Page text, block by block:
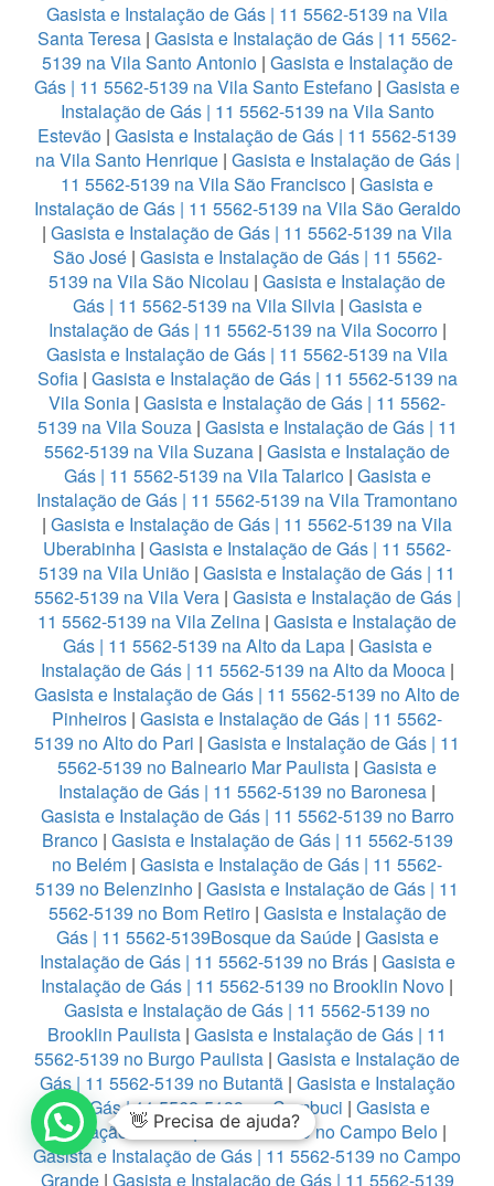
Gasista e Instalação de Gás | 11 5562-5139 na Vila
Santa Teresa | Gasista e Instalação de Gás | 11 5562-
5139 na Vila Santo Antonio| Gasista e Instalação de
Gás | 11 5562-5139 na Vila Santo Estefano | Gasista e
Instalação de Gás | 11 5562-5139 na Vila Santo
Estevão | Gasista e Instalação de Gás | 11 5562-5139
na Vila Santo Henrique| Gasista e Instalação de Gás |
11 5562-5139 na Vila São Francisco | Gasista e
Instalação de Gás | 11 5562-5139 na Vila São Geraldo
| Gasista e Instalação de Gás | 11 5562-5139 na Vila
São José| Gasista e Instalação de Gás | 11 5562-
5139 na Vila São Nicolau | Gasista e Instalação de
Gás | 11 5562-5139 na Vila Silvia| Gasista e
Instalação de Gás | 11 5562-5139 na Vila Socorro|
Gasista e Instalação de Gás | 11 5562-5139 na Vila
Sofia| Gasista e Instalação de Gás | 11 5562-5139 na
Vila Sonia | Gasista e Instalação de Gás | 11 5562-
5139 na Vila Souza| Gasista e Instalação de Gás | 11
5562-5139 na Vila Suzana | Gasista e Instalação de
Gás | 11 5562-5139 na Vila Talarico| Gasista e
Instalação de Gás | 11 5562-5139 na Vila Tramontano
| Gasista e Instalação de Gás | 11 5562-5139 na Vila
Uberabinha | Gasista e Instalação de Gás | 11 5562-
5139 na Vila União | Gasista e Instalação de Gás | 11
5562-5139 na Vila Vera| Gasista e Instalação de Gás |
11 5562-5139 na Vila Zelina | Gasista e Instalação de
Gás | 11 5562-5139 na Alto da Lapa| Gasista e
Instalação de Gás | 11 5562-5139 na Alto da Mooca|
Gasista e Instalação de Gás | 11 5562-5139 no Alto de
Pinheiros | Gasista e Instalação de Gás | 11 5562-
5139 no Alto do Pari | Gasista e Instalação de Gás | 11
5562-5139 no Balneario Mar Paulista | Gasista e
Instalação de Gás | 11 5562-5139 no Baronesa |
Gasista e Instalação de Gás | 11 5562-5139 no Barro
Branco| Gasista e Instalação de Gás | 11 5562-5139
no Belém | Gasista e Instalação de Gás | 11 5562-
5139 no Belenzinho | Gasista e Instalação de Gás | 11
5562-5139 no Bom Retiro| Gasista e Instalação de
Gás | 11 5562-5139Bosque da Saúde| Gasista e
Instalação de Gás | 11 5562-5139 no Brás| Gasista e
Instalação de Gás | 11 5562-5139 no Brooklin Novo |
Gasista e Instalação de Gás | 11 5562-5139 no
Brooklin Paulista | Gasista e Instalação de Gás | 11
5562-5139 no Burgo Paulista | Gasista e Instalação de
Gás | 11 5562-5139 no Butantã| Gasista e Instalação
de Gás | 11 5562-5139 no Cambuci | Gasista e
Instalação de Gás | 11 5562-5139 no Campo Belo |
Gasista e Instalação de Gás | 11 5562-5139 no Campo
Grande| Gasista e Instalação de Gás | 11 5562-5139
👋 Precisa de ajuda?